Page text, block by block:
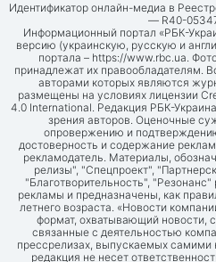
Идентификатор онлайн-медиа в
— R40-
Информационный портал «РБК-
версию (украинскую, русскую и
портала – https://www.rbc.ua.
принадлежат их правообладателям.
авторами которых являются
размещены на условиях лицензии
4.0 International. Редакция РБК-
зрения авторов. Оценочные
опровержению и
достоверность и содержание
рекламодатель. Материалы,
релизы", "Спецпроект",
"Благотворительность",
рекламы и предназначены, как
летнего возраста. «Новости
формат, охватывающий новости,
связанные с деятельностью
прессрелизах, выпускаемых самими
редакция не несет